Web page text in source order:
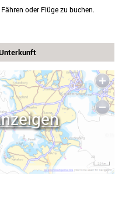
oder Flüge zu buchen.